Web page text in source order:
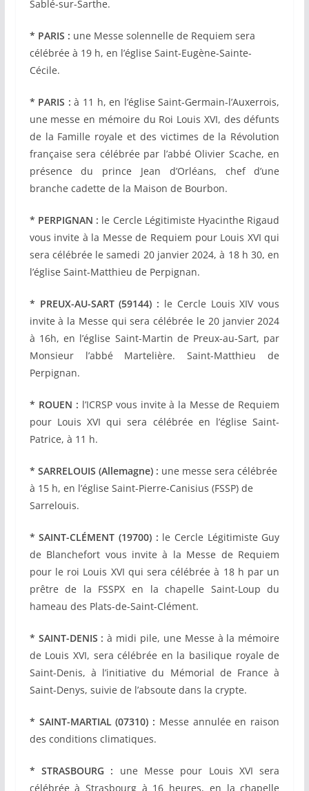
Sablé-sur-Sarthe.
* PARIS : une Messe solennelle de Requiem sera
célébrée à 19 h, en l’église Saint-Eugène-Sainte-
Cécile.
* PARIS : à 11 h, en l’église Saint-Germain-l’Auxerrois,
une messe en mémoire du Roi Louis XVI, des défunts
de la Famille royale et des victimes de la Révolution
française sera célébrée par l’abbé Olivier Scache, en
présence du prince Jean d’Orléans, chef d’une
branche cadette de la Maison de Bourbon.
* PERPIGNAN : le Cercle Légitimiste Hyacinthe Rigaud
vous invite à la Messe de Requiem pour Louis XVI qui
sera célébrée le samedi 20 janvier 2024, à 18 h 30, en
l’église Saint-Matthieu de Perpignan.
* PREUX-AU-SART (59144) : le Cercle Louis XIV vous
invite à la Messe qui sera célébrée le 20 janvier 2024
à 16h, en l’église Saint-Martin de Preux-au-Sart, par
Monsieur l’abbé Martelière. Saint-Matthieu de
Perpignan.
* ROUEN : l’ICRSP vous invite à la Messe de Requiem
pour Louis XVI qui sera célébrée en l’église Saint-
Patrice, à 11 h.
* SARRELOUIS (Allemagne) : une messe sera célébrée
à 15 h, en l’église Saint-Pierre-Canisius (FSSP) de
Sarrelouis.
* SAINT-CLÉMENT (19700) : le Cercle Légitimiste Guy
de Blanchefort vous invite à la Messe de Requiem
pour le roi Louis XVI qui sera célébrée à 18 h par un
prêtre de la FSSPX en la chapelle Saint-Loup du
hameau des Plats-de-Saint-Clément.
* SAINT-DENIS : à midi pile, une Messe à la mémoire
de Louis XVI, sera célébrée en la basilique royale de
Saint-Denis, à l’initiative du Mémorial de France à
Saint-Denys, suivie de l’absoute dans la crypte.
* SAINT-MARTIAL (07310) : Messe annulée en raison
des conditions climatiques.
* STRASBOURG : une Messe pour Louis XVI sera
célébrée à Strasbourg à 16 heures, en la chapelle